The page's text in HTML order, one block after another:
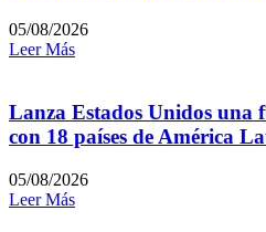
05/08/2026
Leer Más
Lanza Estados Unidos una
con 18 países de América
05/08/2026
Leer Más